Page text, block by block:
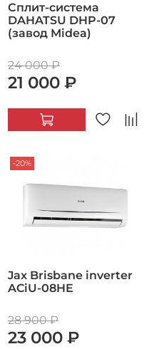
Сплит-система
DAHATSU DHP-07
(завод Midea)
24 000 ₽
21 000 ₽
-20%
Jax Brisbane inverter
ACiU-08HE
28 900 ₽
23 000 ₽